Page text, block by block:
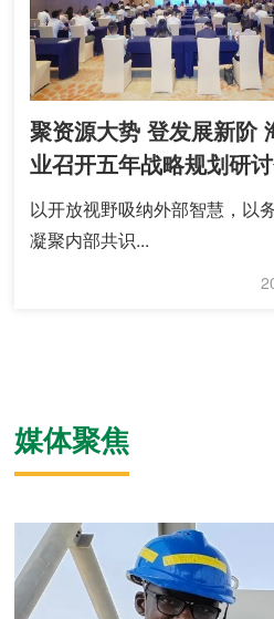
聚资源大势 登发展新阶
业召开五年战略规划研
以开放视野吸纳外部智慧，以
凝聚内部共识...
媒体聚焦